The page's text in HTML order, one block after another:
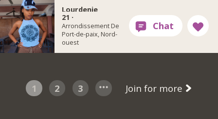
Lourdenie
21 ·
Arrondissement De
Port-de-paix, Nord-
ouest
1 2 3 Join for more